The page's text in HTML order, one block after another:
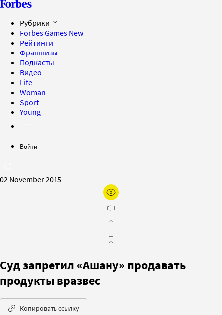
Рубрики
Forbes Games New
Рейтинги
Франшизы
Подкасты
Видео
Life
Woman
Sport
Young
Войти
02 November 2015
Суд запретил «Ашану» продавать
продукты вразвес
Копировать ссылку